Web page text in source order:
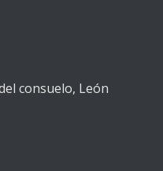
consuelo, León